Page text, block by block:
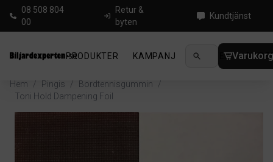
08 508 804
00
Retur &
byten
Kundtjänst
PRODUKTER KAMPANJ NYHETER
Hem / Pingis / Bordtennisgummin
/
Toni Hold Dampening Foil